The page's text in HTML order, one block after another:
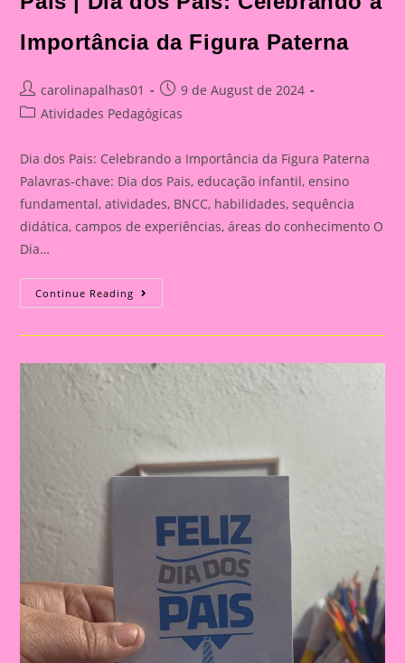
Celebrando
Importância
Da
Importância da Figura Paterna
Post
author:
carolinapalhas01
Post
published:
9 de August de 2024
PostAtividades Pedagógicas
Dia dos Pais: Celebrando a Importância da Figura Paterna
Palavras-chave: Dia dos Pais, educação infantil, ensino
fundamental, atividades, BNCC, habilidades, sequência
didática, campos de experiências, áreas do conhecimento O
Dia…
Continue Reading Cartão
Lembrança
O
Pais
Dia
Pais:
Celebrando
Importância
Da
Figura